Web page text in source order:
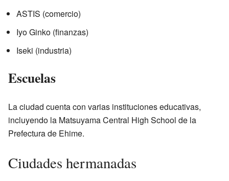
ASTIS (comercio)
Iyo Ginko (finanzas)
Iseki (industria)
Escuelas
La ciudad cuenta con varias instituciones educativas,
incluyendo la Matsuyama Central High School de la
Prefectura de Ehime.
Ciudades hermanadas